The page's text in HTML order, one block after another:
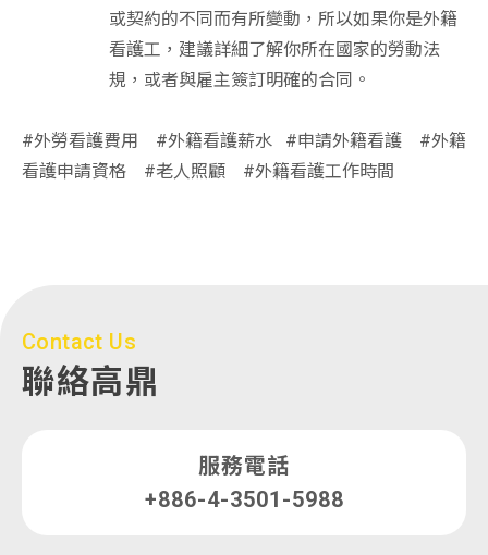
或契約的不同而有所變動，所以如果你是外籍
看護工，建議詳細了解你所在國家的勞動法
規，或者與雇主簽訂明確的合同。
#外勞看護費用 #外籍看護薪水 #申請外籍看護 #外籍
看護申請資格 #老人照顧 #外籍看護工作時間
Contact Us
聯絡高鼎
服務電話
+886-4-3501-5988